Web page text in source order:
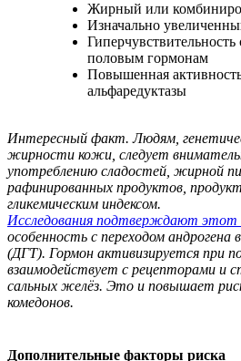
Жирный или
Изначально
половым гормонам
Повышенная
альфаредуктазы
Интересный факт. Людям,
жирности кожи, следует
употреблению сладостей, жирной
рафинированных продуктов,
гликемическим индексом.
Исследования подтверждают
особенность с переходом
(ДГТ). Гормон активизируется при
взаимодействует с рецепторами и
сальных желёз. Это и повышает
комедонов.
Дополнительные факторы риска